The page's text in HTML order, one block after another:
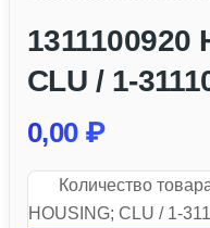
1311100920
CLU / 1-
0,00 ₽
Количество
HOUSING; CLU / 1-